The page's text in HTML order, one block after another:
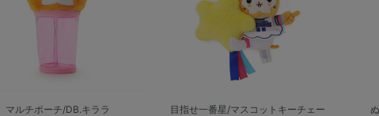
マルチポーチ/DB.キララ
目指せ一番星/マスコットキーチェー